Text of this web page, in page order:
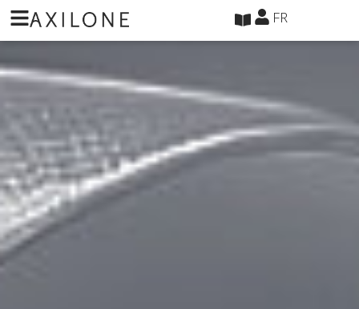
FR
Panneau de gestion des cookies